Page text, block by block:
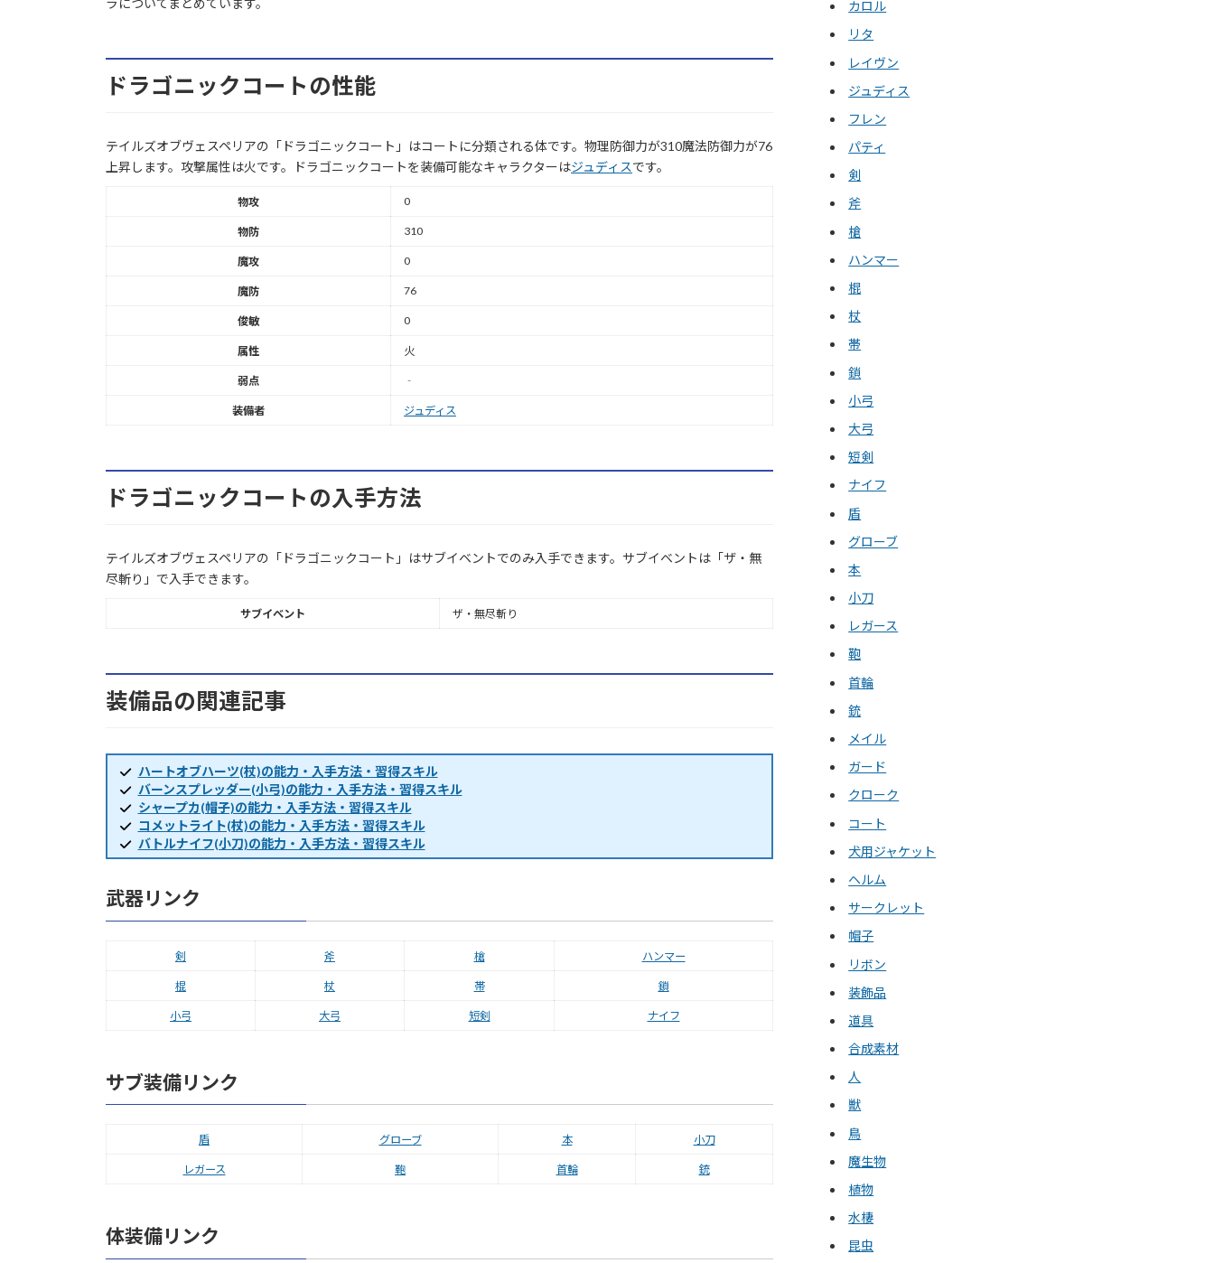
ドラゴニックコートの性能
テイルズオブヴェスペリアの「ドラゴニックコート」はコートに分類される体です。物理防御力が310魔法防御力が76
上昇します。攻撃属性は火です。ドラゴニックコートを装備可能なキャラクターはジュディスです。
物攻 0
物防 310
魔攻 0
魔防 76
俊敏 0
属性 火
弱点 ‐
装備者 ジュディス
ドラゴニックコートの入手方法
テイルズオブヴェスペリアの「ドラゴニックコート」はサブイベントでのみ入手できます。サブイベントは「ザ・無
尽斬り」で入手できます。
サブイベント ザ・無尽斬り
装備品の関連記事
ハートオブハーツ(杖)の能力・入手方法・習得スキル
バーンスプレッダー(小弓)の能力・入手方法・習得スキル
シャープカ(帽子)の能力・入手方法・習得スキル
コメットライト(杖)の能力・入手方法・習得スキル
バトルナイフ(小刀)の能力・入手方法・習得スキル
武器リンク
剣 斧 槍 ハンマー
棍 杖 帯 鎖
小弓 大弓 短剣 ナイフ
サブ装備リンク
盾 グローブ 本 小刀
レガース 鞄 首輪 銃
体装備リンク
カロル
リタ
レイヴン
ジュディス
フレン
パティ
剣
斧
槍
ハンマー
棍
杖
帯
鎖
小弓
大弓
短剣
ナイフ
盾
グローブ
本
小刀
レガース
鞄
首輪
銃
メイル
ガード
クローク
コート
犬用ジャケット
ヘルム
サークレット
帽子
リボン
装飾品
道具
合成素材
人
獣
鳥
魔生物
植物
水棲
昆虫